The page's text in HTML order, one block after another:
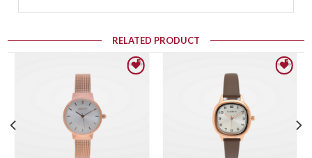
RELATED PRODUCT
Add to wishlist